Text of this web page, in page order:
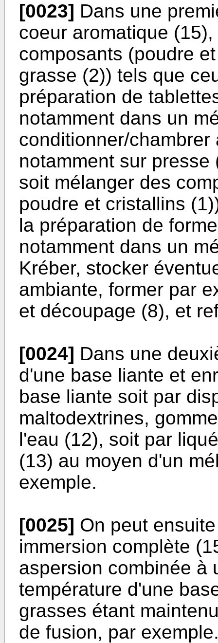
[0023] Dans une
coeur aromatique
composants (poudre
grasse (2)) tels que
préparation de
notamment dans un
conditionner/chambrer
notamment sur
soit mélanger des
poudre et cristallins
la préparation de
notamment dans un
Kréber, stocker
ambiante, former par
et découpage (8), et
[0024] Dans une
d'une base liante et
base liante soit par
maltodextrines,
l'eau (12), soit par
(13) au moyen d'un
exemple.
[0025] On peut
immersion complète
aspersion combinée à
température d'une
grasses étant
de fusion, par